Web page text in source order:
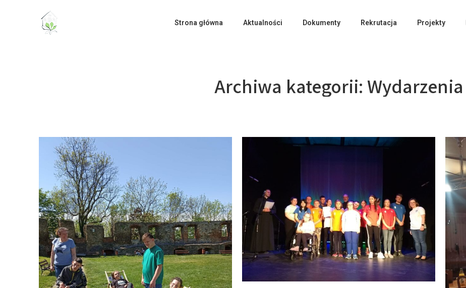
Strona główna Aktualności Dokumenty Rekrutacja Projekty
Archiwa kategorii: Wydarzenia